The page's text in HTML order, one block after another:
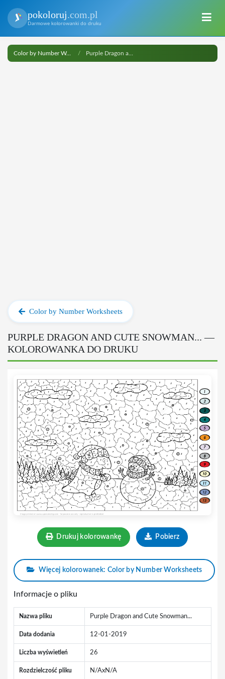
pokoloruj.com.pl
Darmowe kolorowanki do druku
Color by Number Worksheets Purple Dragon and Cute Snowman... do druku
Color by Number Worksheets
PURPLE DRAGON AND CUTE SNOWMAN... —
KOLOROWANKA DO DRUKU
Drukuj kolorowankę Pobierz
Więcej kolorowanek: Color by Number Worksheets
Informacje o pliku
Nazwa pliku Purple Dragon and Cute Snowman...
Data dodania 12-01-2019
Liczba wyświetleń 26
Rozdzielczość pliku N/AxN/A